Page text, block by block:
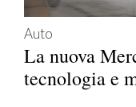
Auto
La nuova
tecnologia e